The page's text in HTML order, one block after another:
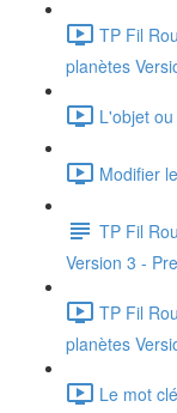
TP Fil
planètes
L'objet
Modifier
TP Fil
Version 3 -
TP Fil
planètes
Le mot